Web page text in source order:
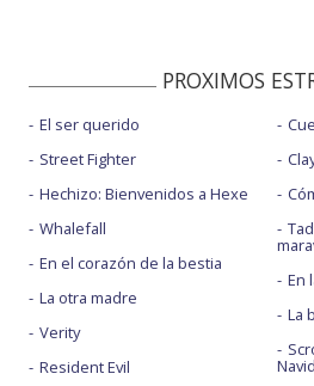
PROXIMOS
El ser querido
Street Fighter
Hechizo: Bienvenidos a Hexe
Whalefall
En el corazón de la bestia
La otra madre
Verity
Resident Evil
En
La